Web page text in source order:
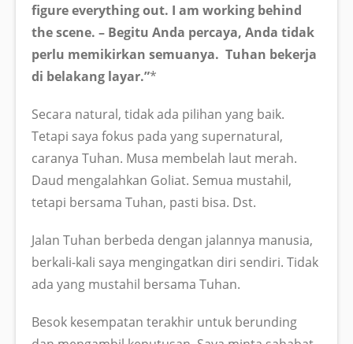
figure everything out. I am working behind
the scene. – Begitu Anda percaya, Anda tidak
perlu memikirkan semuanya. Tuhan bekerja
di belakang layar.”*
Secara natural, tidak ada pilihan yang baik.
Tetapi saya fokus pada yang supernatural,
caranya Tuhan. Musa membelah laut merah.
Daud mengalahkan Goliat. Semua mustahil,
tetapi bersama Tuhan, pasti bisa. Dst.
Jalan Tuhan berbeda dengan jalannya manusia,
berkali-kali saya mengingatkan diri sendiri. Tidak
ada yang mustahil bersama Tuhan.
Besok kesempatan terakhir untuk berunding